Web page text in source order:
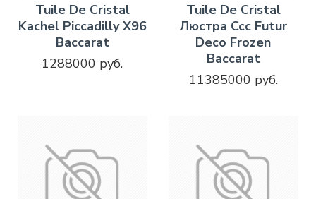
Tuile De Cristal
Kachel Piccadilly X96
Baccarat
1288000 руб.
Tuile De Cristal
Люстра Ccc Futur
Deco Frozen
Baccarat
11385000 руб.